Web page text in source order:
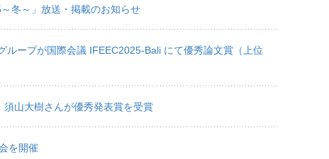
冬～」放送・掲載のお知らせ
ループが国際会議 IFEEC2025-Bali にて優秀論文賞（上位
山大樹さんが優秀発表賞を受賞
を開催